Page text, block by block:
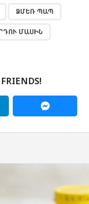
ՁՄԵՌ ՊԱՊ
ՄԱՍԻՆ